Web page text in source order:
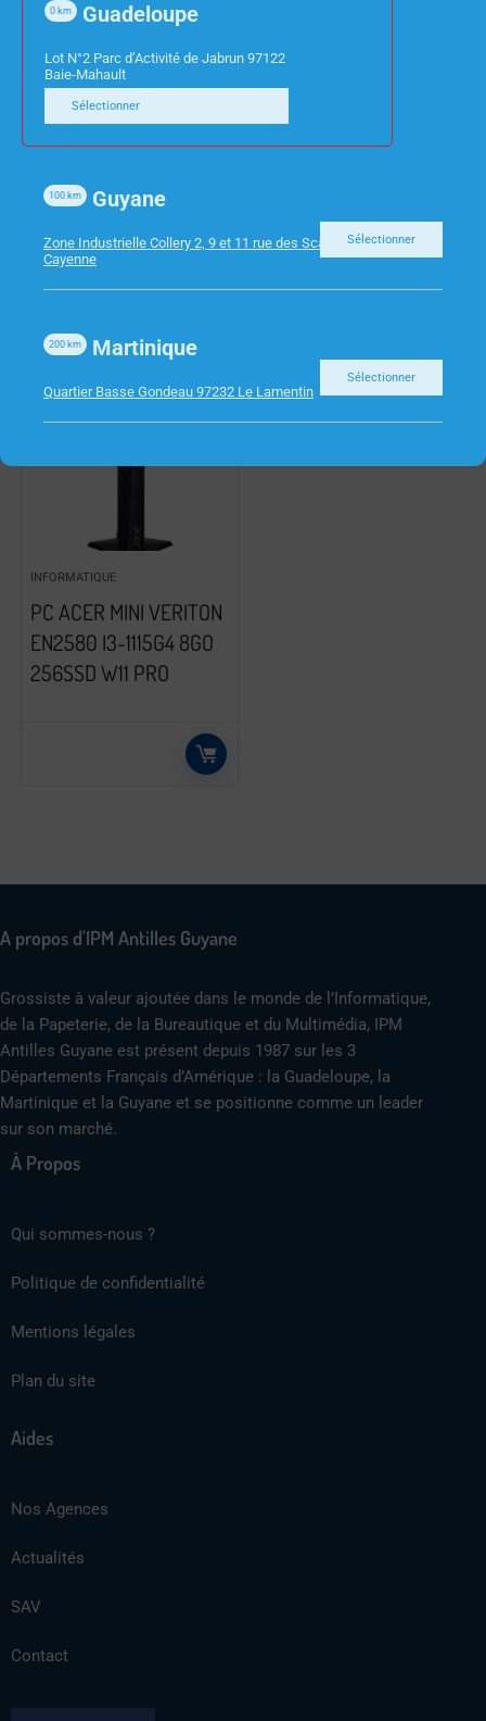
STONET 10/100/1000
ST3105GS GIGABIT
256SSD W11 PRO
INFORMATIQUE
PC ACER MINI VERITON
EN2580 I3-1115G4 8GO
256SSD W11 PRO
A propos d'IPM Antilles Guyane
Grossiste à valeur ajoutée dans le monde de l’Informatique,
de la Papeterie, de la Bureautique et du Multimédia, IPM
Antilles Guyane est présent depuis 1987 sur les 3
Départements Français d’Amérique : la Guadeloupe, la
Martinique et la Guyane et se positionne comme un leader
sur son marché.
À Propos
Qui sommes-nous ?
Politique de confidentialité
Mentions légales
Plan du site
Aides
Nos Agences
Actualités
SAV
Contact
Guadeloupe
0 km
Lot N°2 Parc d’Activité de Jabrun 97122
Baie-Mahault
Sélectionner
Guyane
100 km
Zone Industrielle Collery 2, 9 et 11 rue des Scarabees 97300
Cayenne
Sélectionner
Martinique
200 km
Quartier Basse Gondeau 97232 Le Lamentin
Sélectionner